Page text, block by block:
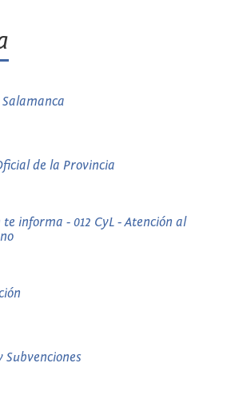
de la Provincia
te informa - 012 CyL - Atención al
Subvenciones